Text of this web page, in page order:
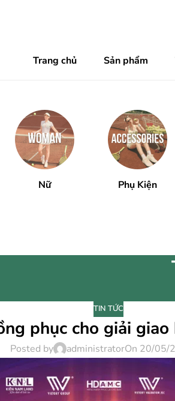
Trang chủ Sản phẩm
Nữ Phụ Kiện
TIN TỨC
phục cho giải
Posted by administratorOn 20/05/